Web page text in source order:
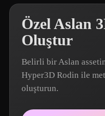
Özel Aslan
Oluştur
Belirli bir Aslan
Hyper3D Rodin ile
oluşturun.